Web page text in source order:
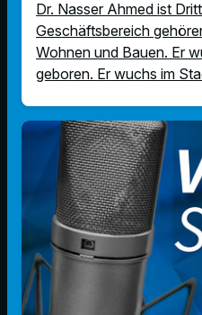
Dr. Nasser Ahmed ist
Geschäftsbereich
Wohnen und Bauen. Er
geboren. Er wuchs im